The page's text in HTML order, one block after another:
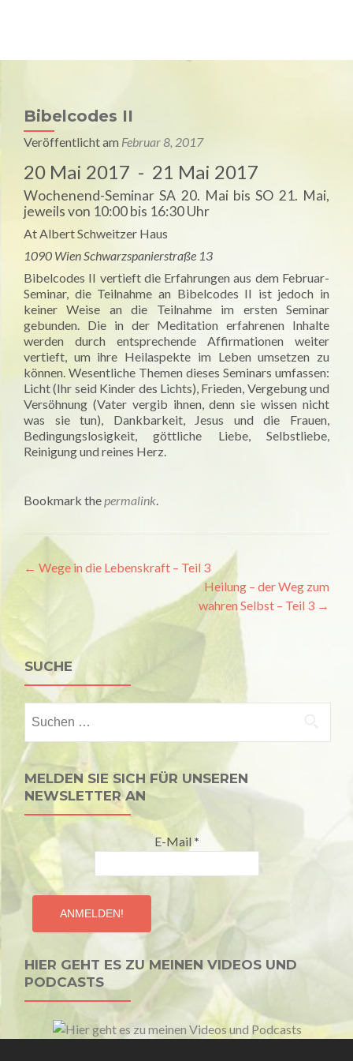
Bibelcodes II
Veröffentlicht am Februar 8, 2017
20 Mai 2017 - 21 Mai 2017
Wochenend-Seminar SA 20. Mai bis SO 21. Mai,
jeweils von 10:00 bis 16:30 Uhr
At Albert Schweitzer Haus
1090 Wien Schwarzspanierstraße 13
Bibelcodes II vertieft die Erfahrungen aus dem Februar-
Seminar, die Teilnahme an Bibelcodes II ist jedoch in
keiner Weise an die Teilnahme im ersten Seminar
gebunden. Die in der Meditation erfahrenen Inhalte
werden durch entsprechende Affirmationen weiter
vertieft, um ihre Heilaspekte im Leben umsetzen zu
können. Wesentliche Themen dieses Seminars umfassen:
Licht (Ihr seid Kinder des Lichts), Frieden, Vergebung und
Versöhnung (Vater vergib ihnen, denn sie wissen nicht
was sie tun), Dankbarkeit, Jesus und die Frauen,
Bedingungslosigkeit, göttliche Liebe, Selbstliebe,
Reinigung und reines Herz.
Bookmark thepermalink.
Artikel-
Navigation
← Wege in die Lebenskraft – Teil 3
Heilung – der Weg zum
wahren Selbst – Teil 3 →
SUCHE
nach:
MELDEN SIE SICH FÜR UNSEREN
NEWSLETTER AN
E-Mail*
HIER GEHT ES ZU MEINEN VIDEOS UND
PODCASTS